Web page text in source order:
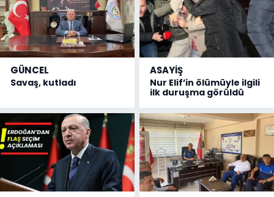
GÜNCEL
Savaş, kutladı
ASAYİŞ
Nur Elif’in ölümüyle ilgili
ilk duruşma görüldü